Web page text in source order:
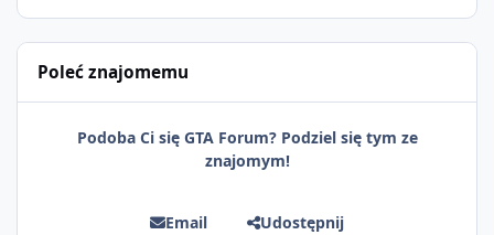
Poleć znajomemu
Podoba Ci się GTA Forum? Podziel się tym ze
znajomym!
Email Udostępnij